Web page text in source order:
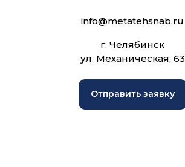
info@metatehsnab.ru
г. Челябинск
ул. Механическая, 63
Отправить заявку